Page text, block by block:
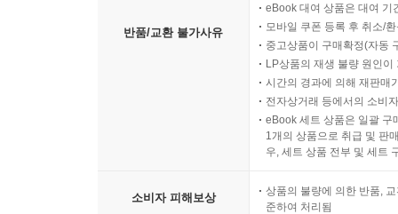
반품/교환 불가사유
eBook 대여 상품은 대여 기
모바일 쿠폰 등록 후 취소/
중고상품이 구매확정(자동
LP상품의 재생 불량 원인
시간의 경과에 의해 재판매
전자상거래 등에서의 소비
eBook 세트 상품은 일괄 구
1개의 상품으로 취급 및 판
우, 세트 상품 전부 및 세트
소비자 피해보상
상품의 불량에 의한 반품,
준하여 처리됨